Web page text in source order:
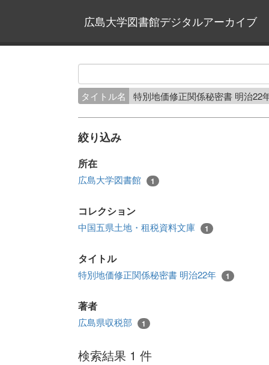
広島大学図書館デジタルアーカイブ
タイトル名 特別地価修正関係秘密書 明治22
絞り込み
所在
広島大学図書館 1
コレクション
中国五県土地・租税資料文庫 1
タイトル
特別地価修正関係秘密書 明治22年 1
著者
広島県収税部 1
検索結果 1 件